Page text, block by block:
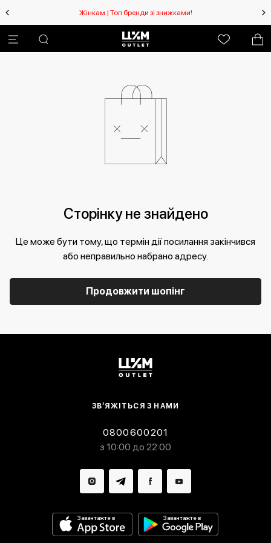
Жінкам | Топ бренди зі знижками!
Сторінку не знайдено
Це може бути тому, що термін дії посилання закінчився
або неправильно набрано адресу.
Продовжити шопінг
ЗВ’ЯЖІТЬСЯ З НАМИ
0800600201
з 10:00 до 22:00
Завантажте в Завантажте в